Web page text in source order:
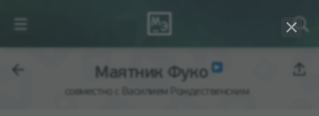
Маятник Фуко
совместно с Василием Рождественским